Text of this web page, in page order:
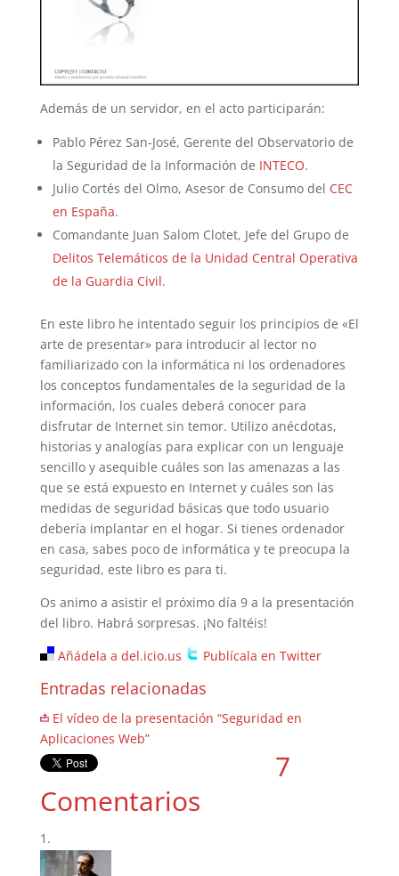
Además de un servidor, en el acto participarán:
Pablo Pérez San-José, Gerente del Observatorio de
la Seguridad de la Información de INTECO.
Julio Cortés del Olmo, Asesor de Consumo del CEC
en España.
Comandante Juan Salom Clotet, Jefe del Grupo de
Delitos Telemáticos de la Unidad Central Operativa
de la Guardia Civil.
En este libro he intentado seguir los principios de «El
arte de presentar» para introducir al lector no
familiarizado con la informática ni los ordenadores
los conceptos fundamentales de la seguridad de la
información, los cuales deberá conocer para
disfrutar de Internet sin temor. Utilizo anécdotas,
historias y analogías para explicar con un lenguaje
sencillo y asequible cuáles son las amenazas a las
que se está expuesto en Internet y cuáles son las
medidas de seguridad básicas que todo usuario
debería implantar en el hogar. Si tienes ordenador
en casa, sabes poco de informática y te preocupa la
seguridad, este libro es para ti.
Os animo a asistir el próximo día 9 a la presentación
del libro. Habrá sorpresas. ¡No faltéis!
Añádela a del.icio.us
Publícala en Twitter
Entradas relacionadas
El vídeo de la presentación “Seguridad en
Aplicaciones Web”
7
Comentarios